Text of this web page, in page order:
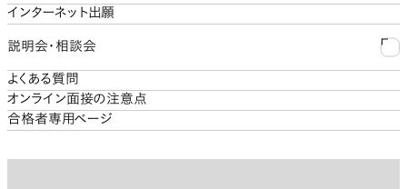
インターネット出願
説明会・相談会
入試説明会
よくある質問
オンライン面接の注意点
合格者専用ページ